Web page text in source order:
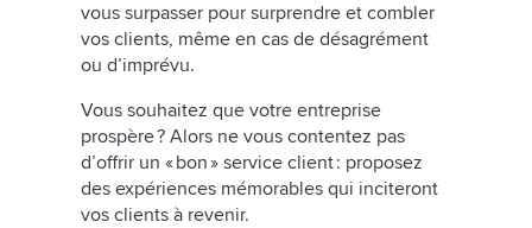
vous surpasser pour surprendre et combler
vos clients, même en cas de désagrément
ou d’imprévu.
Vous souhaitez que votre entreprise
prospère ? Alors ne vous contentez pas
d’offrir un « bon » service client : proposez
des expériences mémorables qui inciteront
vos clients à revenir.